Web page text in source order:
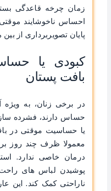
زمان چرخه قاعدگی
احساس ناخوشایند
پایان تصویربرداری از بین
کبودی یا
بافت پستان
در برخی زنان، به ویژه
حساس دارند، فشرده
یا حساسیت موقتی در
معمولا ظرف چند روز
درمان خاصی ندارد.
پوشیدن لباس های راحت
ناراحتی کمک کند. این